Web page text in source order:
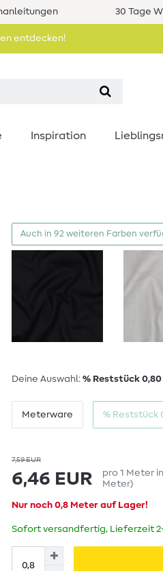
30 Tage
entdecken!
Inspiration
Auch in 92 weiteren Farben
Deine Auswahl: % Reststück 0,80
Meterware % Reststück
7,59 EUR
6,46 EUR pro 1 Meter
Meter)
Nur noch 0,8 Meter auf Lager!
Sofort versandfertig, Lieferzeit